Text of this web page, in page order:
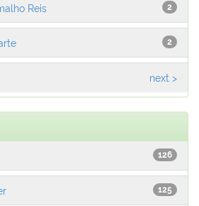
2
Reis
2
next >
126
125